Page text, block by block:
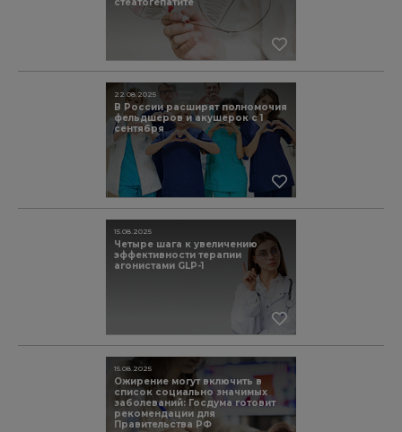
стеатогепатите
В России расширят полномочия
фельдшеров и акушерок с 1
сентября
22.08.2025
Четыре шага к увеличению
эффективности терапии
агонистами GLP-1
15.08.2025
Ожирение могут включить в
список социально значимых
заболеваний: Госдума готовит
рекомендации для
Правительства РФ
15.08.2025